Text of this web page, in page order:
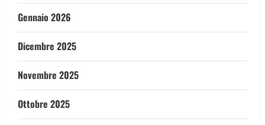
Gennaio 2026
Dicembre 2025
Novembre 2025
Ottobre 2025